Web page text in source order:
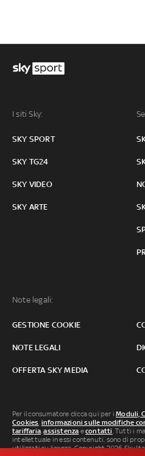
I siti Sky:
SKY SPORT
SKY TG24
SKY VIDEO
SKY ARTE
Note legali:
GESTIONE COOKIE
NOTE LEGALI
OFFERTA SKY MEDIA
Per il consumatore clicca qui per iModuli,
Cookies, informazioni sulle modifiche
tariffaria,assistenza econtatti. Tutti i
intellettuale in essi contenuti, sono di
utilizzati su licenza. Copyright 2026 Sky